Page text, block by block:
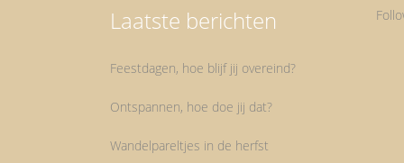
Laatste berichten
Feestdagen, hoe blijf jij overeind?
Ontspannen, hoe doe jij dat?
Wandelpareltjes in de herfst